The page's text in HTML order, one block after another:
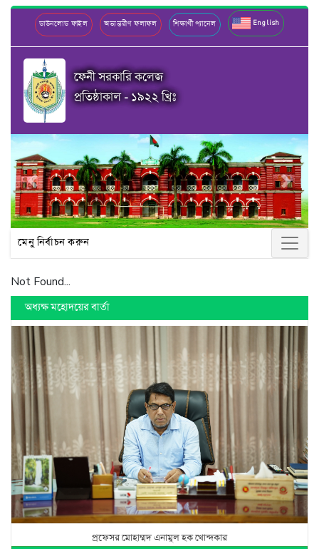
ডাউনলোড ফাইল অভ্যন্তরীণ ফলাফল শিক্ষার্থী প্যানেল English
ফেনী সরকারি কলেজ
প্রতিষ্ঠাকাল - ১৯২২ খ্রিঃ
Previous Next
মেনু নির্বাচন করুন
Not Found...
অধ্যক্ষ মহোদয়ের বার্তা
প্রফেসর মোহাম্মদ এনামুল হক খোন্দকার